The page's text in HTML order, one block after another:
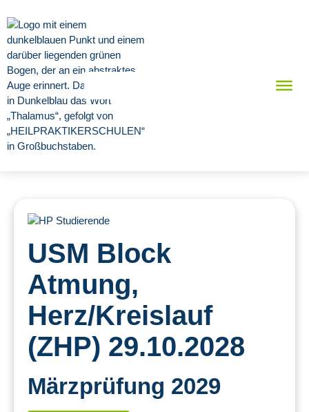
USM Block
Atmung,
Herz/Kreislauf
(ZHP) 29.10.2028
Märzprüfung 2029